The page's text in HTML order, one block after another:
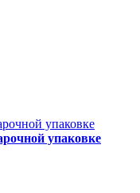
упаковке